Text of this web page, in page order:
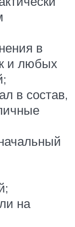
в
и любых
в состав,
на